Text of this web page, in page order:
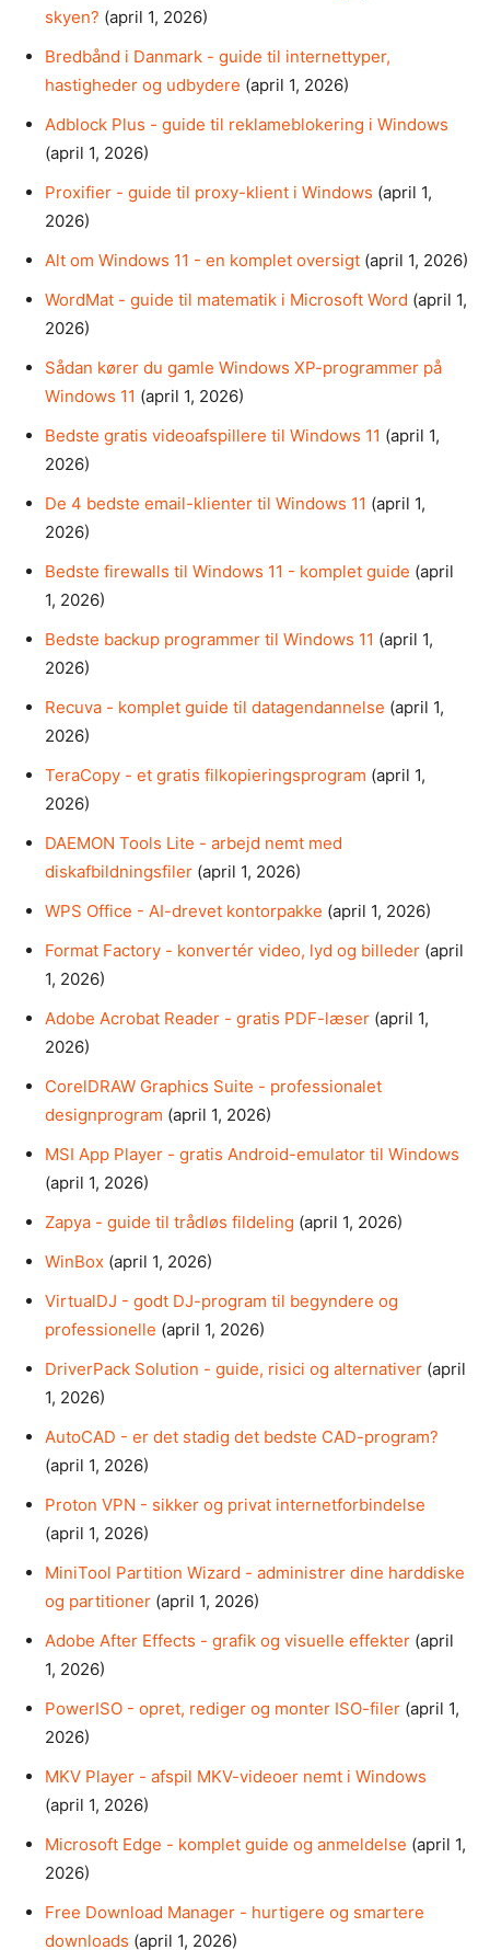
skyen? (april 1, 2026)
Bredbånd i Danmark - guide til internettyper,
hastigheder og udbydere (april 1, 2026)
Adblock Plus - guide til reklameblokering i Windows
(april 1, 2026)
Proxifier - guide til proxy-klient i Windows (april 1,
2026)
Alt om Windows 11 - en komplet oversigt (april 1, 2026)
WordMat - guide til matematik i Microsoft Word (april 1,
2026)
Sådan kører du gamle Windows XP-programmer på
Windows 11 (april 1, 2026)
Bedste gratis videoafspillere til Windows 11 (april 1,
2026)
De 4 bedste email-klienter til Windows 11 (april 1,
2026)
Bedste firewalls til Windows 11 - komplet guide (april
1, 2026)
Bedste backup programmer til Windows 11 (april 1,
2026)
Recuva - komplet guide til datagendannelse (april 1,
2026)
TeraCopy - et gratis filkopieringsprogram (april 1,
2026)
DAEMON Tools Lite - arbejd nemt med
diskafbildningsfiler (april 1, 2026)
WPS Office - AI-drevet kontorpakke (april 1, 2026)
Format Factory - konvertér video, lyd og billeder (april
1, 2026)
Adobe Acrobat Reader - gratis PDF-læser (april 1,
2026)
CorelDRAW Graphics Suite - professionalet
designprogram (april 1, 2026)
MSI App Player - gratis Android-emulator til Windows
(april 1, 2026)
Zapya - guide til trådløs fildeling (april 1, 2026)
WinBox (april 1, 2026)
VirtualDJ - godt DJ-program til begyndere og
professionelle (april 1, 2026)
DriverPack Solution - guide, risici og alternativer (april
1, 2026)
AutoCAD - er det stadig det bedste CAD-program?
(april 1, 2026)
Proton VPN - sikker og privat internetforbindelse
(april 1, 2026)
MiniTool Partition Wizard - administrer dine harddiske
og partitioner (april 1, 2026)
Adobe After Effects - grafik og visuelle effekter (april
1, 2026)
PowerISO - opret, rediger og monter ISO-filer (april 1,
2026)
MKV Player - afspil MKV-videoer nemt i Windows
(april 1, 2026)
Microsoft Edge - komplet guide og anmeldelse (april 1,
2026)
Free Download Manager - hurtigere og smartere
downloads (april 1, 2026)